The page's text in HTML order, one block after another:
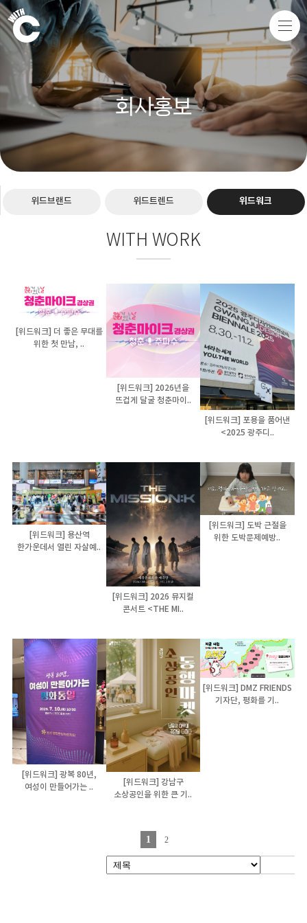
회사홍보
위드브랜드 위드트렌드 위드워크
WITH WORK
[위드워크] 더 좋은 무대를
위한 첫 만남, ..
[위드워크] 2026년을
뜨겁게 달굴 청춘마이..
[위드워크] 포용을 품어낸
<2025 광주디..
[위드워크] 용산역
한가운데서 열린 자살예..
[위드워크] 2026 뮤지컬
콘서트 <THE MI..
[위드워크] 도박 근절을
위한 도박문제예방..
[위드워크] 광복 80년,
여성이 만들어가는 ..
[위드워크] 강남구
소상공인을 위한 큰 기..
[위드워크] DMZ FRIENDS
기자단, 평화를 기..
1 2